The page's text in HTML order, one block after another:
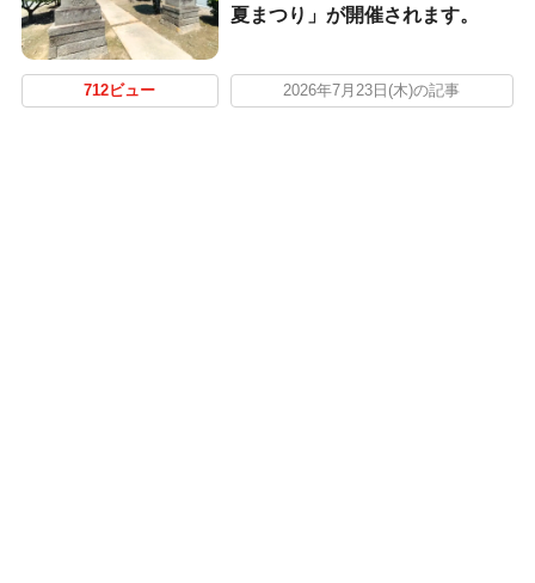
夏まつり」が開催されます。
712ビュー 2026年7月23日(木)の記事